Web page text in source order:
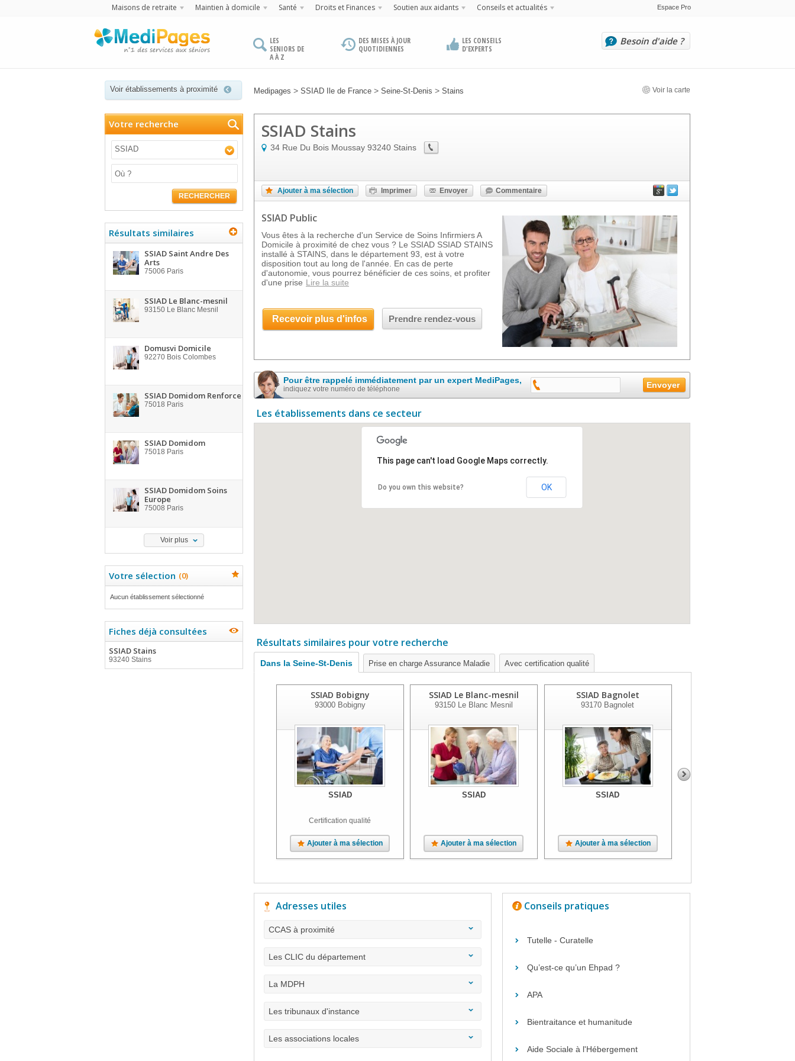
Maisons de retraite Maintien à domicile Santé Droits et Finances Soutien aux aidants Conseils et actualités Espace Pro
LES
SENIORS DE
A À Z
DES MISES À JOUR
QUOTIDIENNES
LES CONSEILS
D'EXPERTS
Besoin d'aide ?
Voir établissements à proximité Medipages > SSIAD Ile de France > Seine-St-Denis > Stains Voir la carte
Votre recherche
SSIAD
RECHERCHER
Résultats similaires
SSIAD Saint Andre Des
Arts
75006 Paris
SSIAD Le Blanc-mesnil
93150 Le Blanc Mesnil
Domusvi Domicile
92270 Bois Colombes
SSIAD Domidom Renforce
75018 Paris
SSIAD Domidom
75018 Paris
SSIAD Domidom Soins
Europe
75008 Paris
Voir plus
Votre sélection (0)
Aucun établissement sélectionné
Fiches déjà consultées
SSIAD Stains
93240 Stains
SSIAD Stains
34 Rue Du Bois Moussay 93240 Stains
Ajouter à ma sélection Imprimer Envoyer Commentaire
SSIAD Public
Vous êtes à la recherche d'un Service de Soins Infirmiers A
Domicile à proximité de chez vous ? Le SSIAD SSIAD STAINS
installé à STAINS, dans le département 93, est à votre
disposition tout au long de l'année. En cas de perte
d'autonomie, vous pourrez bénéficier de ces soins, et profiter
d'une prise Lire la suite
Recevoir plus d'infos Prendre rendez-vous
Pour être rappelé immédiatement par un expert MediPages,
indiquez votre numéro de téléphone
Les établissements dans ce secteur
This page can't load Google Maps correctly.
Do you own this website? OK
Résultats similaires pour votre recherche
Dans la Seine-St-Denis Prise en charge Assurance Maladie Avec certification qualité
SSIAD Bobigny
93000Bobigny
SSIAD
Certification qualité
Ajouter à ma sélection
SSIAD Le Blanc-mesnil
93150Le Blanc Mesnil
SSIAD
Ajouter à ma sélection
SSIAD Bagnolet
93170 Bagnolet
SSIAD
Ajouter à ma sélection
Adresses utiles
CCAS à proximité
Les CLIC du département
La MDPH
Les tribunaux d'instance
Les associations locales
Conseils pratiques
Tutelle - Curatelle
Qu’est-ce qu’un Ehpad ?
APA
Bientraitance et humanitude
Aide Sociale à l'Hébergement